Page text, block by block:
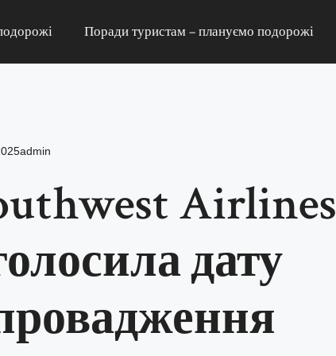
Поради туристам – плануємо подорожі
admin
Airlines
дату